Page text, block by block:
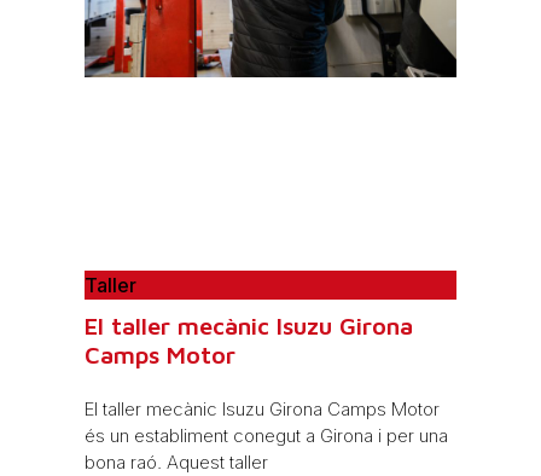
Taller
El taller mecànic Isuzu Girona
Camps Motor
El taller mecànic Isuzu Girona Camps Motor
és un establiment conegut a Girona i per una
bona raó. Aquest taller